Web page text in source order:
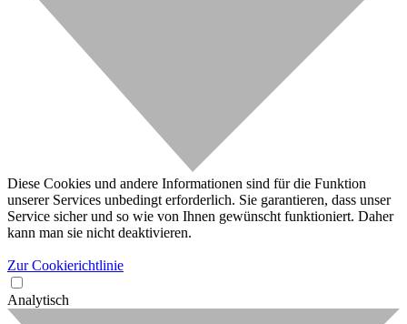
Diese Cookies und andere Informationen sind für die Funktion
unserer Services unbedingt erforderlich. Sie garantieren, dass unser
Service sicher und so wie von Ihnen gewünscht funktioniert. Daher
kann man sie nicht deaktivieren.
Zur Cookierichtlinie
Analytisch